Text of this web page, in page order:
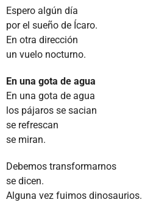
Espero algún día
por el sueño de Ícaro.
En otra dirección
un vuelo nocturno.
En una gota de agua
En una gota de agua
los pájaros se sacian
se refrescan
se miran.
Debemos transformarnos
se dicen.
Alguna vez fuimos dinosaurios.